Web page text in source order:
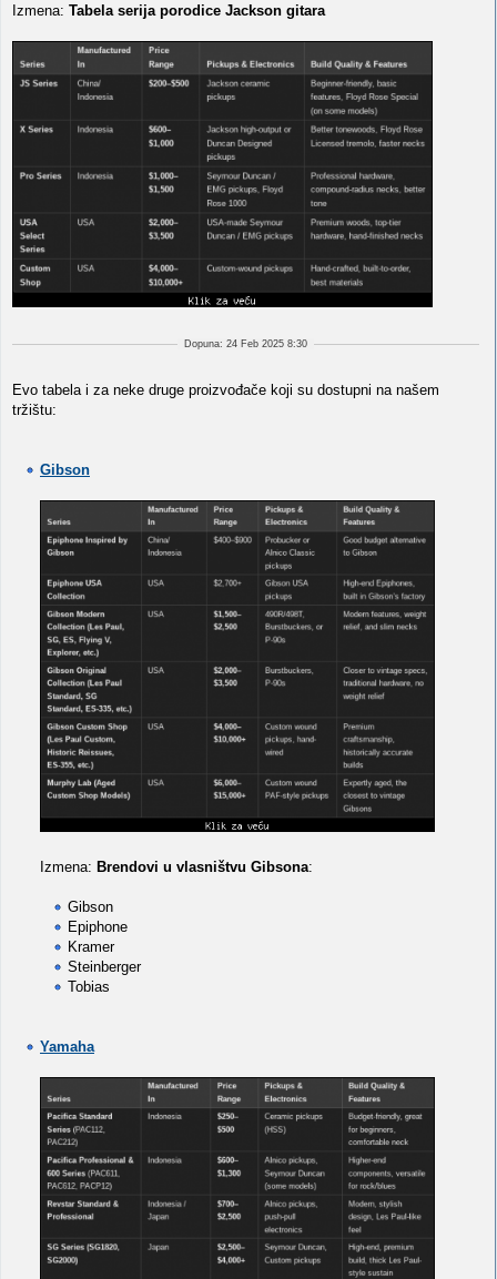
Izmena: Tabela serija porodice Jackson gitara
Dopuna: 24 Feb 2025 8:30
Evo tabela i za neke druge proizvođače koji su dostupni na našem
tržištu:
Gibson
Izmena: Brendovi u vlasništvu Gibsona:
Gibson
Epiphone
Kramer
Steinberger
Tobias
Yamaha